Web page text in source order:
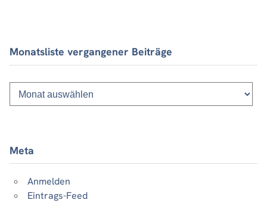
Monatsliste vergangener Beiträge
Monatsliste
vergangener
Beiträge
Meta
Anmelden
Eintrags-Feed